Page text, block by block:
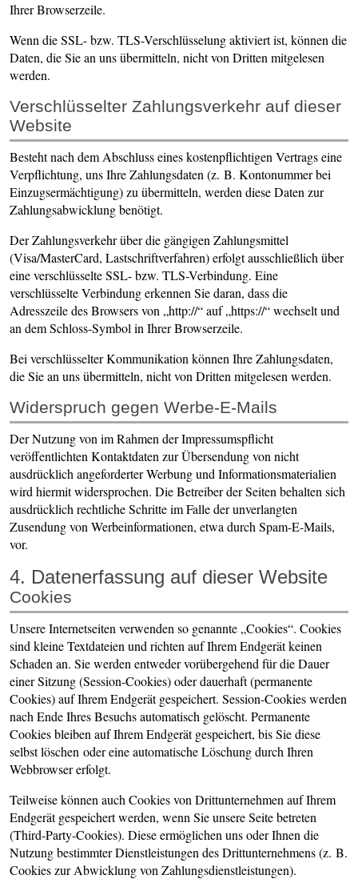
Ihrer Browserzeile.
Wenn die SSL- bzw. TLS-Verschlüsselung aktiviert ist, können die
Daten, die Sie an uns übermitteln, nicht von Dritten mitgelesen
werden.
Verschlüsselter Zahlungsverkehr auf dieser
Website
Besteht nach dem Abschluss eines kostenpflichtigen Vertrags eine
Verpflichtung, uns Ihre Zahlungsdaten (z. B. Kontonummer bei
Einzugsermächtigung) zu übermitteln, werden diese Daten zur
Zahlungsabwicklung benötigt.
Der Zahlungsverkehr über die gängigen Zahlungsmittel
(Visa/MasterCard, Lastschriftverfahren) erfolgt ausschließlich über
eine verschlüsselte SSL- bzw. TLS-Verbindung. Eine
verschlüsselte Verbindung erkennen Sie daran, dass die
Adresszeile des Browsers von „http://“ auf „https://“ wechselt und
an dem Schloss-Symbol in Ihrer Browserzeile.
Bei verschlüsselter Kommunikation können Ihre Zahlungsdaten,
die Sie an uns übermitteln, nicht von Dritten mitgelesen werden.
Widerspruch gegen Werbe-E-Mails
Der Nutzung von im Rahmen der Impressumspflicht
veröffentlichten Kontaktdaten zur Übersendung von nicht
ausdrücklich angeforderter Werbung und Informationsmaterialien
wird hiermit widersprochen. Die Betreiber der Seiten behalten sich
ausdrücklich rechtliche Schritte im Falle der unverlangten
Zusendung von Werbeinformationen, etwa durch Spam-E-Mails,
vor.
4. Datenerfassung auf dieser Website
Cookies
Unsere Internetseiten verwenden so genannte „Cookies“. Cookies
sind kleine Textdateien und richten auf Ihrem Endgerät keinen
Schaden an. Sie werden entweder vorübergehend für die Dauer
einer Sitzung (Session-Cookies) oder dauerhaft (permanente
Cookies) auf Ihrem Endgerät gespeichert. Session-Cookies werden
nach Ende Ihres Besuchs automatisch gelöscht. Permanente
Cookies bleiben auf Ihrem Endgerät gespeichert, bis Sie diese
selbst löschen oder eine automatische Löschung durch Ihren
Webbrowser erfolgt.
Teilweise können auch Cookies von Drittunternehmen auf Ihrem
Endgerät gespeichert werden, wenn Sie unsere Seite betreten
(Third-Party-Cookies). Diese ermöglichen uns oder Ihnen die
Nutzung bestimmter Dienstleistungen des Drittunternehmens (z. B.
Cookies zur Abwicklung von Zahlungsdienstleistungen).